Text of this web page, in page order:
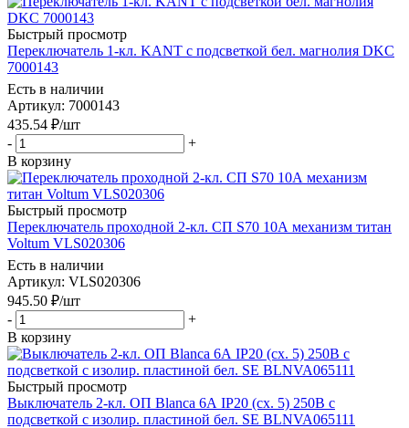
Быстрый просмотр
Переключатель 1-кл. KANT с подсветкой бел. магнолия DKC
7000143
Есть в наличии
Артикул: 7000143
435.54 ₽/шт
-
+
В корзину
Быстрый просмотр
Переключатель проходной 2-кл. СП S70 10А механизм титан
Voltum VLS020306
Есть в наличии
Артикул: VLS020306
945.50 ₽/шт
-
+
В корзину
Быстрый просмотр
Выключатель 2-кл. ОП Blanca 6А IP20 (сх. 5) 250В с
подсветкой с изолир. пластиной бел. SE BLNVA065111